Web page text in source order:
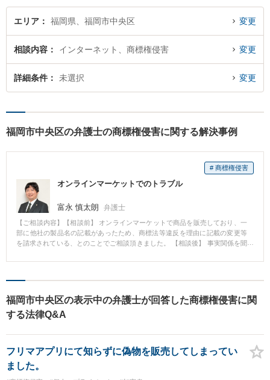
エリア 福岡県、福岡市中央区 変更
相談内容 インターネット、商標権侵害 変更
詳細条件 未選択 変更
福岡市中央区の弁護士の商標権侵害に関する解決事例
# 商標権侵害
オンラインマーケットでのトラブル
富永 慎太朗 弁護士
【ご相談内容】【相談前】 オンラインマーケットで商品を販売しており、一
部に他社の製品名の記載があったため、商標法等違反を理由に記載の変更等
を請求されている、とのことでご相談頂きました。 【相談後】 事実関係を聞
論に至りました。そして、相手方に反論の書面を送付しました。 その結果、
知的財産関連法の種々の違反を主張されていましたが、1つ1つ検討し、違法
でないとの結論に至り、相手方と交渉しました。 最終的にご相談者様の売上
利益を守ることができ、ご満足頂ける結果になったのではないかと思いま
福岡市中央区の表示中の弁護士が回答した商標権侵害に関
する法律Q&A
フリマアプリにて知らずに偽物を販売してしまってい
ました。